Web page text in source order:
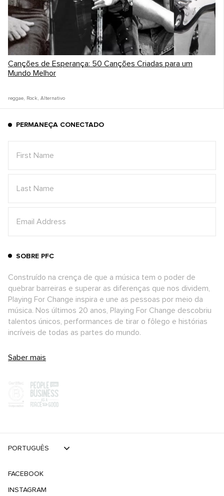
Canções de Esperança: 50 Canções Criadas para um
Mundo Melhor
reggae, Rock , Alternativo
PERMANEÇA CONECTADO
SOBRE PFC
Construído na crença de que a música tem o poder de
quebrar barreiras e superar as diferenças que nos dividem,
Playing For Change inspira e une as pessoas por meio da
música. Nos últimos 20 anos, Playing For Change descobriu
talentos únicos, performances de tirar o fôlego e histórias
incríveis de todas as partes do mundo.
Saber mais
FACEBOOK
INSTAGRAM
PORTUGUÊS